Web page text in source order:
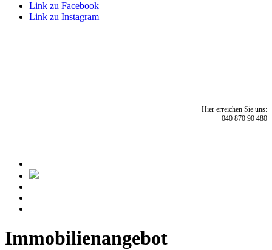
Link zu Facebook
Link zu Instagram
Hier erreichen Sie uns:
040 870 90 480
Immobilien­angebot